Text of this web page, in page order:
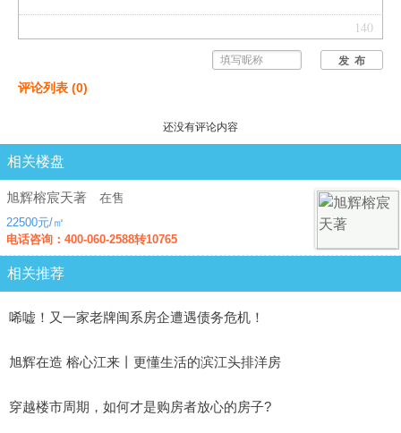
140
发 布
评论列表 (0)
还没有评论内容
相关楼盘
旭辉榕宸天著 在售
22500元/㎡
电话咨询：400-060-2588转10765
相关推荐
唏嘘！又一家老牌闽系房企遭遇债务危机！
旭辉在造 榕心江来丨更懂生活的滨江头排洋房
穿越楼市周期，如何才是购房者放心的房子?